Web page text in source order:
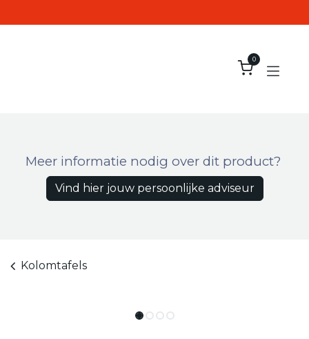
0
Meer informatie nodig over dit product?
Vind hier jouw persoonlijke adviseur
Kolomtafels